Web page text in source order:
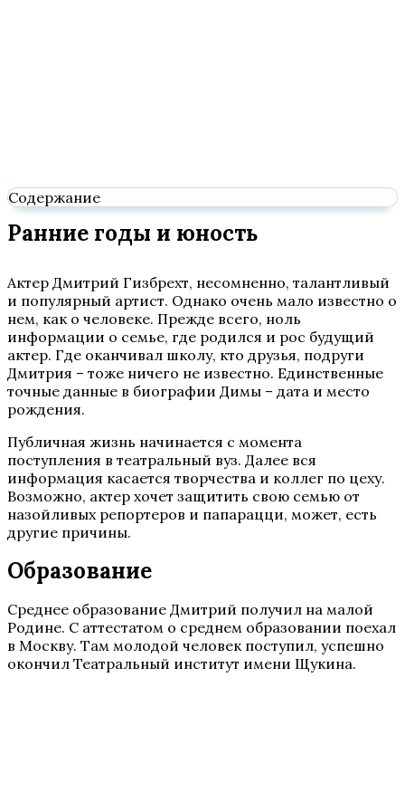
Содержание
Ранние годы и юность
Актер Дмитрий Гизбрехт, несомненно, талантливый
и популярный артист. Однако очень мало известно о
нем, как о человеке. Прежде всего, ноль
информации о семье, где родился и рос будущий
актер. Где оканчивал школу, кто друзья, подруги
Дмитрия – тоже ничего не известно. Единственные
точные данные в биографии Димы – дата и место
рождения.
Публичная жизнь начинается с момента
поступления в театральный вуз. Далее вся
информация касается творчества и коллег по цеху.
Возможно, актер хочет защитить свою семью от
назойливых репортеров и папарацци, может, есть
другие причины.
Образование
Среднее образование Дмитрий получил на малой
Родине. С аттестатом о среднем образовании поехал
в Москву. Там молодой человек поступил, успешно
окончил Театральный институт имени Щукина.